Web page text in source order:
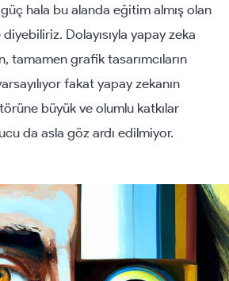
güç hala bu alanda eğitim almış olan
diyebiliriz. Dolayısıyla yapay zeka
tamamen grafik tasarımcıların
fakat yapay zekanın
büyük ve olumlu katkılar
da asla göz ardı edilmiyor.